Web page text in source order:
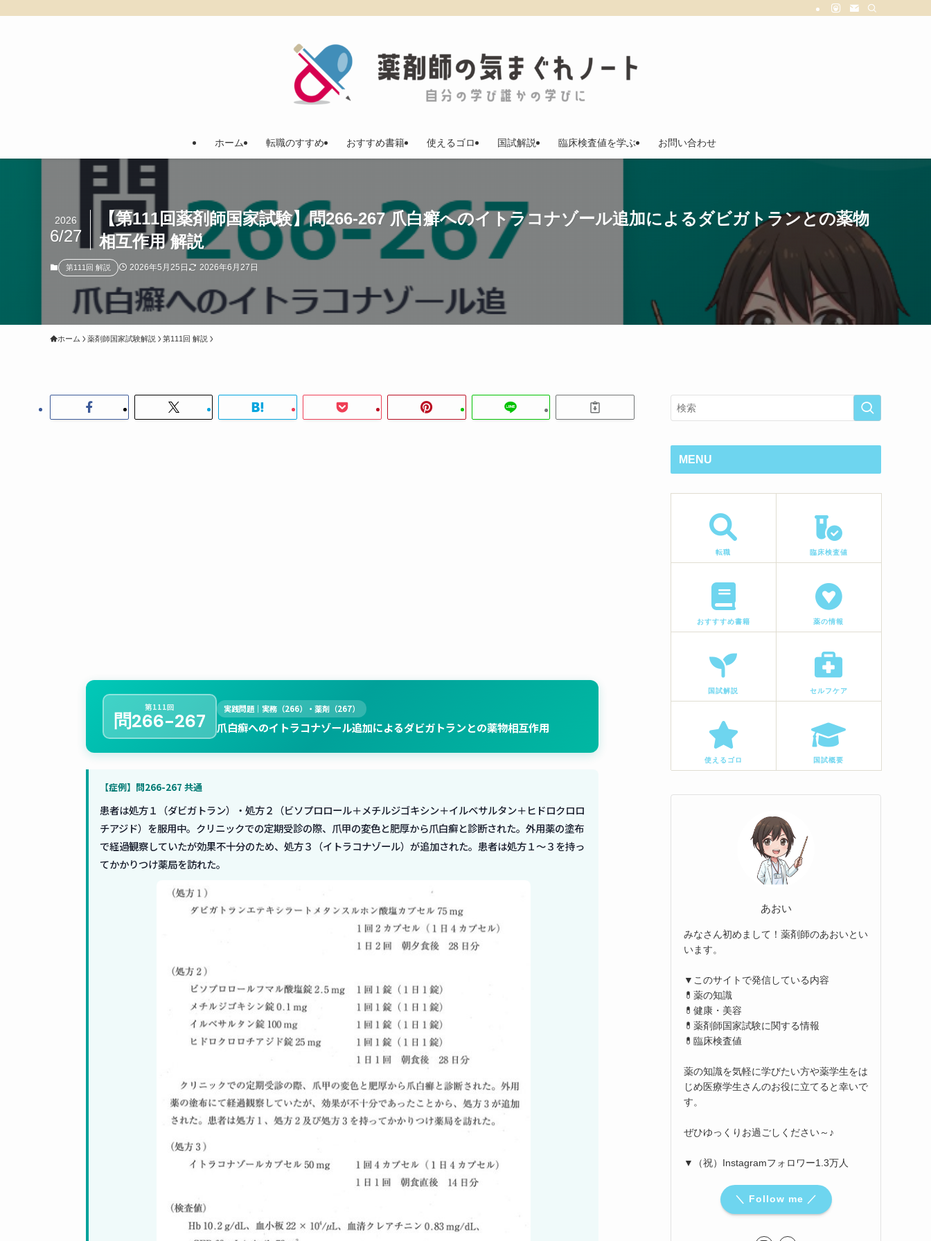
ホーム 転職のすすめ おすすめ書籍 使えるゴロ 国試解説 臨床検査値を学ぶ お問い合わせ
【第111回薬剤師国家試験】問266-267 爪白癬へのイトラコナゾール追加によるダビガトランとの薬物
相互作用 解説
2026
6/27
第111回 解説 2026年5月25日 2026年6月27日
ホーム 薬剤師国家試験解説 第111回 解説
第111回
問266-267
実践問題｜実務（266）・薬剤（267）
爪白癬へのイトラコナゾール追加によるダビガトランとの薬物相互作用
【症例】問266-267 共通
患者は処方１（ダビガトラン）・処方２（ビソプロロール＋メチルジゴキシン＋イルベサルタン＋ヒドロクロロ
チアジド）を服用中。クリニックでの定期受診の際、爪甲の変色と肥厚から爪白癬と診断された。外用薬の塗布
で経過観察していたが効果不十分のため、処方３（イトラコナゾール）が追加された。患者は処方１〜３を持っ
てかかりつけ薬局を訪れた。
MENU
転職 臨床検査値
おすすすめ書籍 薬の情報
国試解説 セルフケア
使えるゴロ 国試概要
あおい
みなさん初めまして！薬剤師のあおいとい
います。
▼このサイトで発信している内容
💊薬の知識
💊健康・美容
💊薬剤師国家試験に関する情報
💊臨床検査値
薬の知識を気軽に学びたい方や薬学生をは
じめ医療学生さんのお役に立てると幸いで
す。
ぜひゆっくりお過ごしください～♪
▼（祝）Instagramフォロワー1.3万人
＼ Follow me ／